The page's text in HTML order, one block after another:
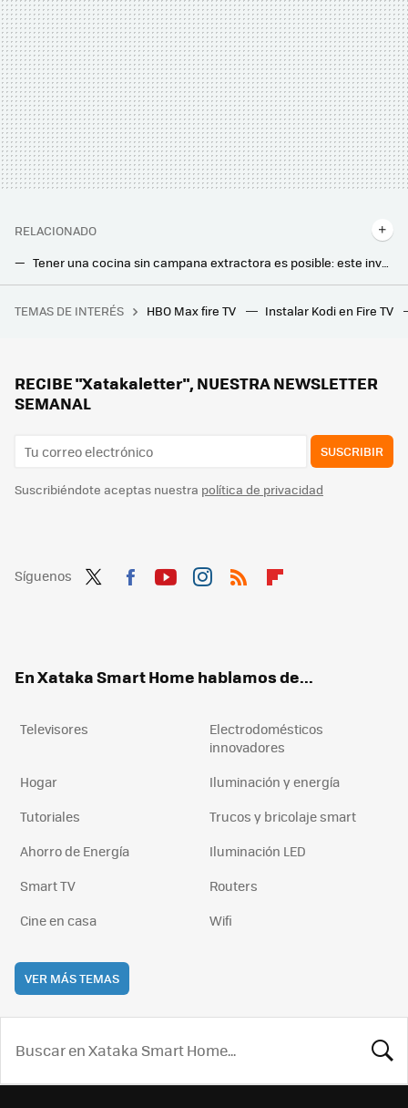
RELACIONADO
Usar la campana de la cocina para combatir las alergias al polen, polvo y ácaros: esto conviene tener en cuenta
La gran mentira del "go woke, go broke". Ni 'The Acolyte' se ha cancelado por tener brujas lesbianas ni el Universo Cinematográfico de Marvel está de capa caída por la diversidad
TEMAS DE INTERÉS HBO Max fire TV Instalar Kodi en Fire TV
RECIBE "Xatakaletter", NUESTRA NEWSLETTER
SEMANAL
SUSCRIBIR
Suscribiéndote aceptas nuestra política de privacidad
Síguenos
En Xataka Smart Home hablamos de...
Televisores
Electrodomésticos
innovadores
Hogar
Iluminación y energía
Tutoriales
Trucos y bricolaje smart
Ahorro de Energía
Iluminación LED
Smart TV
Routers
Cine en casa
Wifi
VER MÁS TEMAS